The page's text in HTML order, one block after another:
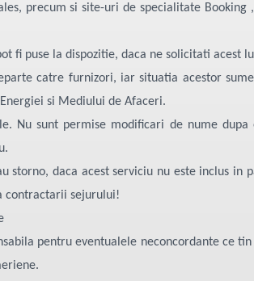
precum si site-uri de specialitate Booking
fi puse la dispozitie, daca ne solicitati acest
catre furnizori, iar situatia acestor
si Mediului de Afaceri.
Nu sunt permise modificari de nume
storno, daca acest serviciu nu este inclus in
contractarii sejurului!
pentru eventualele neconcordante ce